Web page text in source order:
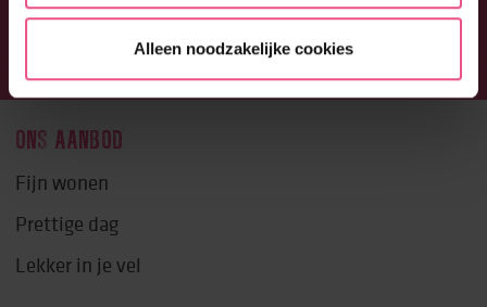
Alleen noodzakelijke cookies
ONS AANBOD
Fijn wonen
Prettige dag
Lekker in je vel